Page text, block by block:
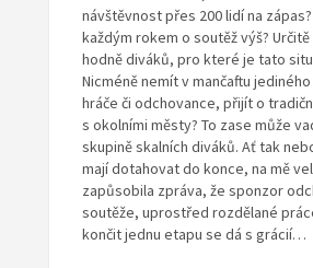
návštěvnost přes 200 lidí na
každým rokem o soutěž výš?
hodně diváků, pro které je tato
Nicméně nemít v mančaftu
hráče či odchovance, přijít o
s okolními městy? To zase může
skupině skalních diváků. Ať tak
mají dotahovat do konce, na mě
zapůsobila zpráva, že sponzor
soutěže, uprostřed rozdělané
končit jednu etapu se dá s grácií…